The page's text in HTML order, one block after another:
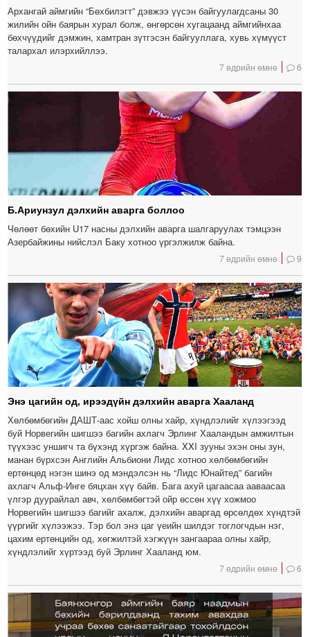
Архангай аймгийн “Бөхбилэгт” дэвжээ үүсэн байгуулагдсаны 30
жилийн ойн баярын хурал болж, өнгөрсөн хугацаанд аймгийнхаа
бөхчүүдийг дэмжин, хамтран зүтгэсэн байгууллага, хувь хүмүүст
талархал илэрхийллээ.
7 өдрийн өмнө 6
Б.Ариунзул дэлхийн аварга боллоо
Чөлөөт бөхийн U17 насны дэлхийн аварга шалгаруулах тэмцээн
Азербайжины нийслэл Баку хотноо үргэлжилж байна.
7 өдрийн өмнө 9
Энэ цагийн од, ирээдүйн дэлхийн аварга Хааланд
Хөлбөмбөгийн ДАШТ-аас хойш олны хайр, хүндлэлийг хүлээгээд
буй Норвегийн шигшээ багийн ахлагч Эрлинг Хааландын амжилтын
түүхээс уншигч та бүхэнд хүргэж байна. XXI зууны эхэн оны зун,
манан бүрхсэн Английн Альбиони Лидс хотноо хөлбөмбөгийн
ертөнцөд нэгэн шинэ од мэндэлсэн нь “Лидс Юнайтед” багийн
ахлагч Альф-Инге бяцхан хүү байв. Бага ахуй цагаасаа ааваасаа
үлгэр дуурайлал авч, хөлбөмбөгтэй ойр өссөн хүү хожмоо
Норвегийн шигшээ багийг ахалж, дэлхийн аваргад өрсөлдөх хүндтэй
үүргийг хүлээжээ. Тэр бол энэ цаг үеийн шилдэг тоглогчдын нэг,
цахим ертөнцийн од, хөгжилтэй хэгжүүн зангаараа олны хайр,
хүндлэлийг хүртээд буй Эрлинг Хааланд юм.
7 өдрийн өмнө 6